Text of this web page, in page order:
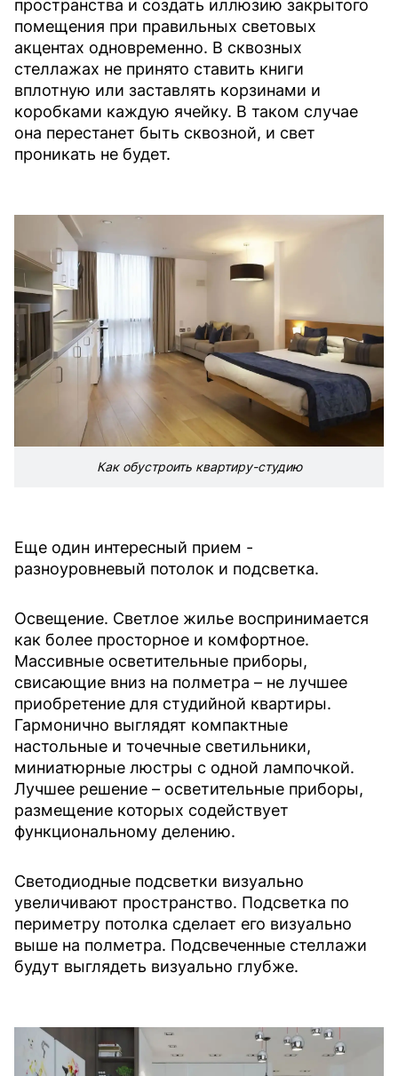
пространства и создать иллюзию закрытого
помещения при правильных световых
акцентах одновременно. В сквозных
стеллажах не принято ставить книги
вплотную или заставлять корзинами и
коробками каждую ячейку. В таком случае
она перестанет быть сквозной, и свет
проникать не будет.
Как обустроить квартиру-студию
Еще один интересный прием -
разноуровневый потолок и подсветка.
Освещение. Светлое жилье воспринимается
как более просторное и комфортное.
Массивные осветительные приборы,
свисающие вниз на полметра – не лучшее
приобретение для студийной квартиры.
Гармонично выглядят компактные
настольные и точечные светильники,
миниатюрные люстры с одной лампочкой.
Лучшее решение – осветительные приборы,
размещение которых содействует
функциональному делению.
Светодиодные подсветки визуально
увеличивают пространство. Подсветка по
периметру потолка сделает его визуально
выше на полметра. Подсвеченные стеллажи
будут выглядеть визуально глубже.